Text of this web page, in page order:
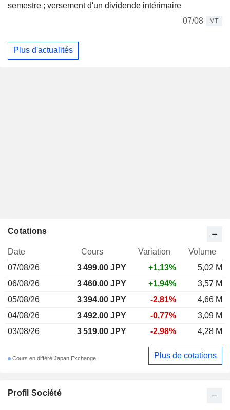
semestre ; versement d'un dividende intérimaire
07/08
MT
Plus d'actualités
Profil Société
Cotations
Date Cours Variation
Volume
07/08/26
3 499.00 JPY +1,13%
5,02 M
06/08/26
3 460.00 JPY +1,94%
3,57 M
05/08/26
3 394.00 JPY -2,81%
4,66 M
04/08/26
3 492.00 JPY -0,77%
3,09 M
03/08/26
3 519.00 JPY -2,98% 4,28 M
Cours en différé Japan Exchange Plus de cotations